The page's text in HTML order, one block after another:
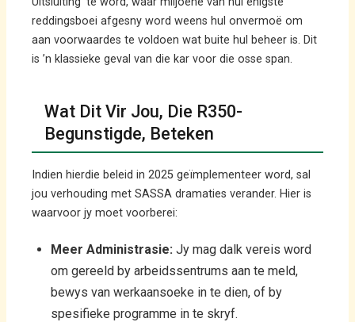
reddingsboei afgesny word weens hul onvermoë om
aan voorwaardes te voldoen wat buite hul beheer is. Dit
is ’n klassieke geval van die kar voor die osse span.
Wat Dit Vir Jou, Die R350-
Begunstigde, Beteken
Indien hierdie beleid in 2025 geïmplementeer word, sal
jou verhouding met SASSA dramaties verander. Hier is
waarvoor jy moet voorberei:
Meer Administrasie: Jy mag dalk vereis word
om gereeld by arbeidssentrums aan te meld,
bewys van werkaansoeke in te dien, of by
spesifieke programme in te skryf.